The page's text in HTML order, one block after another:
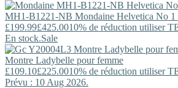
MH1-B1221-NB Mondaine Helvetica No 1
£199.99£425.0010% de réduction utiliser
En stock.Sale
Montre Ladybelle pour femme
£109.10£225.0010% de réduction utiliser
Prévu : 10 Aug 2026.